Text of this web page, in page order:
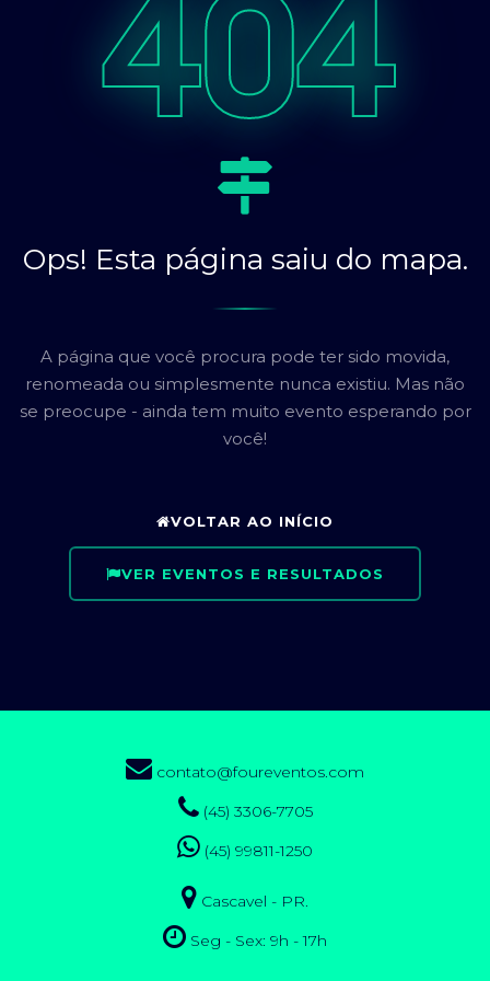
404
Ops! Esta página saiu do mapa.
A página que você procura pode ter sido movida,
renomeada ou simplesmente nunca existiu. Mas não
se preocupe - ainda tem muito evento esperando por
você!
VOLTAR AO INÍCIO
VER EVENTOS E RESULTADOS
contato@foureventos.com
(45) 3306-7705
(45) 99811-1250
Cascavel - PR.
Seg - Sex: 9h - 17h